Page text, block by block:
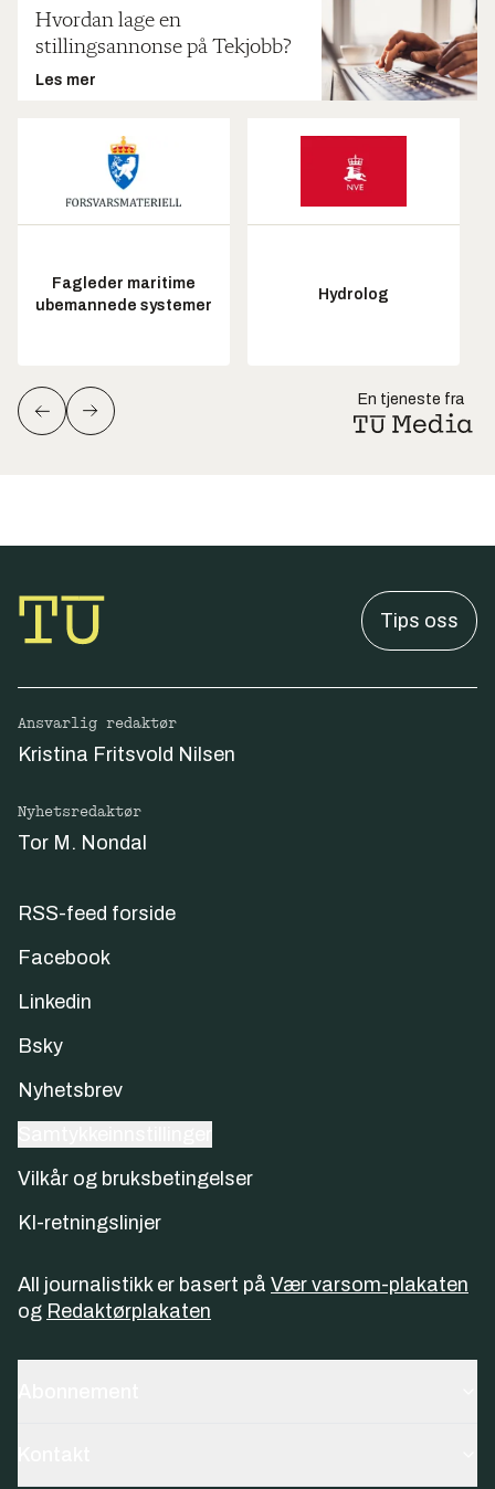
Hvordan lage en
stillingsannonse på Tekjobb?
Les mer
Fagleder maritime
ubemannede systemer
Hydrolog
En tjeneste fra
Tips oss
Ansvarlig redaktør
Kristina Fritsvold Nilsen
Nyhetsredaktør
Tor M. Nondal
RSS-feed forside
Facebook
Linkedin
Bsky
Nyhetsbrev
Vilkår og bruksbetingelser
KI-retningslinjer
All journalistikk er basert på Vær varsom-plakaten
og Redaktørplakaten